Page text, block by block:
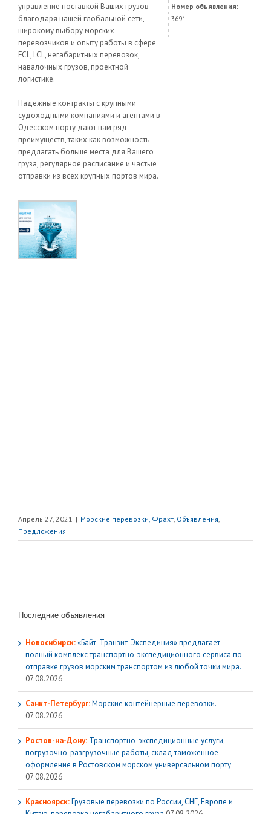
управление поставкой Ваших грузов
благодаря нашей глобальной сети,
широкому выбору морских
перевозчиков и опыту работы в сфере
FCL, LCL, негабаритных перевозок,
навалочных грузов, проектной
логистике.
Надежные контракты с крупными
судоходными компаниями и агентами в
Одесском порту дают нам ряд
преимуществ, таких как возможность
предлагать больше места для Вашего
груза, регулярное расписание и частые
отправки из всех крупных портов мира.
Номер объявления:
3691
Апрель 27, 2021 | Морские перевозки, Фрахт, Объявления,
Предложения
Последние объявления
Новосибирск:«Байт-Транзит-Экспедиция» предлагает
полный комплекс транспортно-экспедиционного сервиса по
отправке грузов морским транспортом из любой точки мира.
07.08.2026
Санкт-Петербург:Морские контейнерные перевозки.
07.08.2026
Ростов-на-Дону: Транспортно-экспедиционные услуги,
погрузочно-разгрузочные работы, склад таможенное
оформление в Ростовском морском универсальном порту
07.08.2026
Красноярск:Грузовые перевозки по России, СНГ, Европе и